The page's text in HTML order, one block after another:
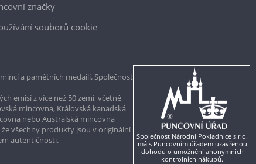
značky
souborů cookie
a pamětních medailí. Společnost
emisí z více než 50 zemí, včetně
mincovna, Královská kanadská
nebo Australská mincovna
všechny produkty jsou v originální
autentičnosti.
Společnost Národní Pokladnice s.r.o.
má s Puncovním úřadem uzavřenou
dohodu o umožnění anonymních
kontrolních nákupů.